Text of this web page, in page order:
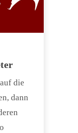
die
dann